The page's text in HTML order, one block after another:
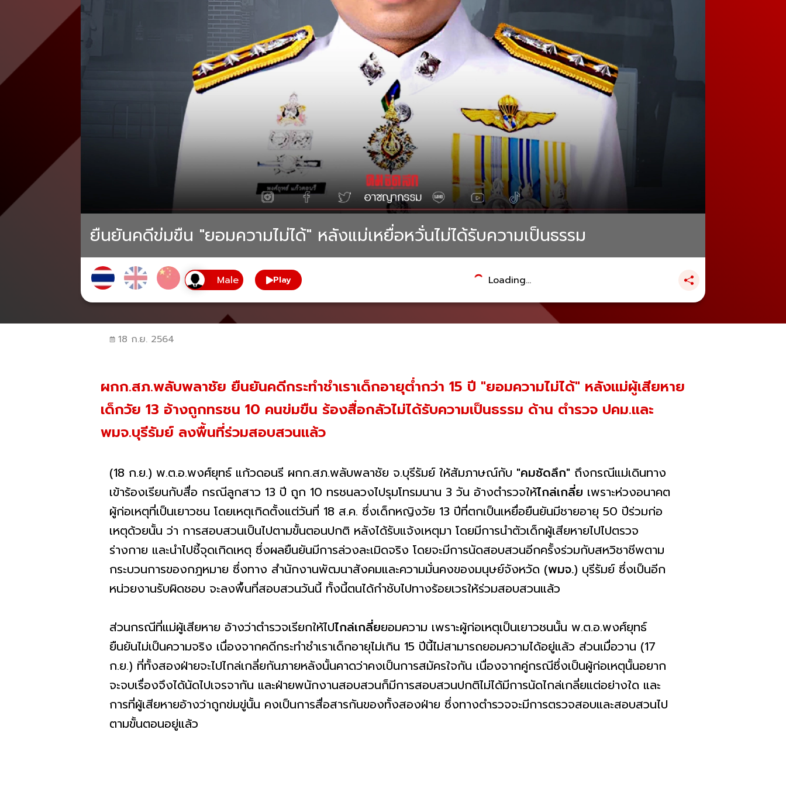
ยืนยันคดีข่มขืน "ยอมความไม่ได้" หลังแม่เหยื่อหวั่นไม่ได้รับความเป็นธรรม
Play Loading...
18 ก.ย. 2564
ผกก.สภ.พลับพลาชัย ยืนยันคดีกระทำชำเราเด็กอายุต่ำกว่า 15 ปี "ยอมความไม่ได้" หลังแม่ผู้เสียหาย
เด็กวัย 13 อ้างถูกทรชน 10 คนข่มขืน ร้องสื่อกลัวไม่ได้รับความเป็นธรรม ด้าน ตำรวจ ปคม.และ
พมจ.บุรีรัมย์ ลงพื้นที่ร่วมสอบสวนแล้ว
(18 ก.ย.) พ.ต.อ.พงศ์ยุทธ์ แก้วดอนรี ผกก.สภ.พลับพลาชัย จ.บุรีรัมย์ ให้สัมภาษณ์กับ "คมชัดลึก" ถึงกรณีแม่เดินทาง
เข้าร้องเรียนกับสื่อ กรณีลูกสาว 13 ปี ถูก 10 ทรชนลวงไปรุมโทรมนาน 3 วัน อ้างตำรวจให้ไกล่เกลี่ย เพราะห่วงอนาคต
ผู้ก่อเหตุที่เป็นเยาวชน โดยเหตุเกิดตั้งแต่วันที่ 18 ส.ค. ซึ่งเด็กหญิงวัย 13 ปีที่ตกเป็นเหยื่อยืนยันมีชายอายุ 50 ปีร่วมก่อ
เหตุด้วยนั้น ว่า การสอบสวนเป็นไปตามขั้นตอนปกติ หลังได้รับแจ้งเหตุมา โดยมีการนำตัวเด็กผู้เสียหายไปไปตรวจ
ร่างกาย และนำไปชี้จุดเกิดเหตุ ซึ่งผลยืนยันมีการล่วงละเมิดจริง โดยจะมีการนัดสอบสวนอีกครั้งร่วมกับสหวิชาชีพตาม
กระบวนการของกฎหมาย ซึ่งทาง สำนักงานพัฒนาสังคมและความมั่นคงของมนุษย์จังหวัด (พมจ.) บุรีรัมย์ ซึ่งเป็นอีก
หน่วยงานรับผิดชอบ จะลงพื้นที่สอบสวนวันนี้ ทั้งนี้ตนได้กำชับไปทางร้อยเวรให้ร่วมสอบสวนแล้ว
ส่วนกรณีที่แม่ผู้เสียหาย อ้างว่าตำรวจเรียกให้ไปไกล่เกลี่ยยอมความ เพราะผู้ก่อเหตุเป็นเยาวชนนั้น พ.ต.อ.พงศ์ยุทธ์
ยืนยันไม่เป็นความจริง เนื่องจากคดีกระทำชำเราเด็กอายุไม่เกิน 15 ปีนี้ไม่สามารถยอมความได้อยู่แล้ว ส่วนเมื่อวาน (17
ก.ย.) ที่ทั้งสองฝ่ายจะไปไกล่เกลี่ยกันภายหลังนั้นคาดว่าคงเป็นการสมัครใจกัน เนื่องจากคู่กรณีซึ่งเป็นผู้ก่อเหตุนั้นอยาก
จะจบเรื่องจึงได้นัดไปเจรจากัน และฝ่ายพนักงานสอบสวนก็มีการสอบสวนปกติไม่ได้มีการนัดไกล่เกลี่ยแต่อย่างใด และ
การที่ผู้เสียหายอ้างว่าถูกข่มขู่นั้น คงเป็นการสื่อสารกันของทั้งสองฝ่าย ซึ่งทางตำรวจจะมีการตรวจสอบและสอบสวนไป
ตามขั้นตอนอยู่แล้ว